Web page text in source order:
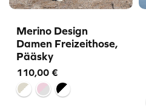
Merino Design
Damen Freizeithose,
Pääsky
110,00 €